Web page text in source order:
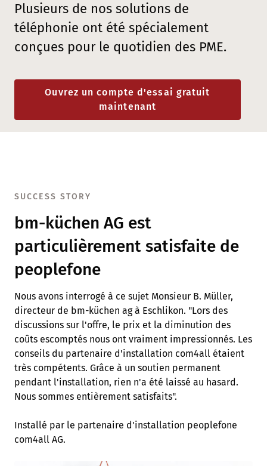
Plusieurs de nos solutions de
téléphonie ont été spécialement
conçues pour le quotidien des PME.
Ouvrez un compte d'essai gratuit
maintenant
SUCCESS STORY
bm-küchen AG est
particulièrement satisfaite de
peoplefone
Nous avons interrogé à ce sujet Monsieur B. Müller,
directeur de bm-küchen ag à Eschlikon. "Lors des
discussions sur l'offre, le prix et la diminution des
coûts escomptés nous ont vraiment impressionnés. Les
conseils du partenaire d'installation com4all étaient
très compétents. Grâce à un soutien permanent
pendant l'installation, rien n'a été laissé au hasard.
Nous sommes entièrement satisfaits".
Installé par le partenaire d'installation peoplefone
com4all AG.